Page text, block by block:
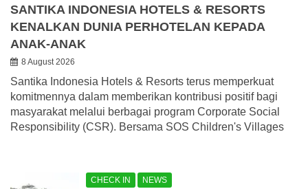
SANTIKA INDONESIA HOTELS & RESORTS
KENALKAN DUNIA PERHOTELAN KEPADA
ANAK-ANAK
8 August 2026
Santika Indonesia Hotels & Resorts terus memperkuat
komitmennya dalam memberikan kontribusi positif bagi
masyarakat melalui berbagai program Corporate Social
Responsibility (CSR). Bersama SOS Children's Villages
CHECK IN NEWS